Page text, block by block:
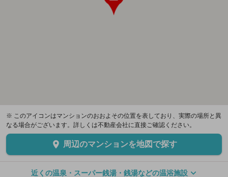
※ このアイコンはマンションのおおよその位置を表しており、実際の場所と異
なる場合がございます。詳しくは不動産会社に直接ご確認ください。
周辺のマンションを地図で探す
近くの温泉・スーパー銭湯・銭湯などの温浴施設